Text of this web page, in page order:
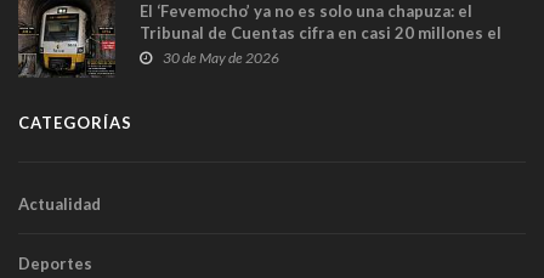
El ‘Fevemocho’ ya no es solo una chapuza: el
Tribunal de Cuentas cifra en casi 20 millones el
sobrecoste de los trenes que no cabían por los
30 de May de 2026
CATEGORÍAS
Actualidad
Deportes